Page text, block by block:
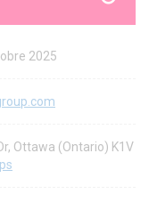
2025
Ottawa (Ontario) K1V